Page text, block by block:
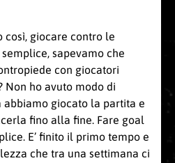
così, giocare contro le
sapevamo che
con giocatori
ho avuto modo di
giocato la partita e
fino alla fine. Fare goal
E’ finito il primo tempo e
che tra una settimana ci